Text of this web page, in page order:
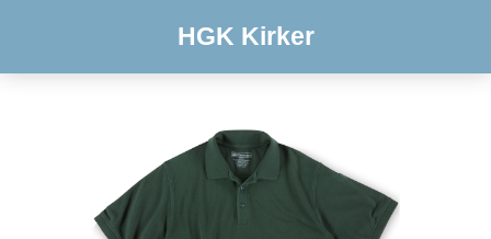
HGK Kirker